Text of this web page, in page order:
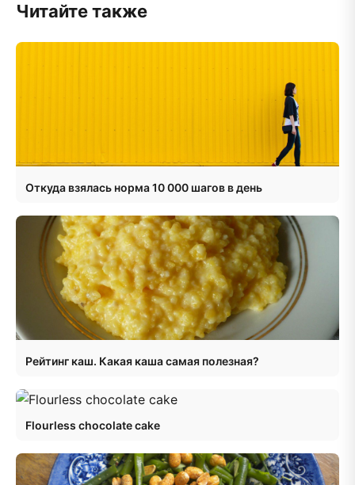
Читайте также
Откуда взялась норма 10 000 шагов в день
Рейтинг каш. Какая каша самая полезная?
Flourless chocolate cake